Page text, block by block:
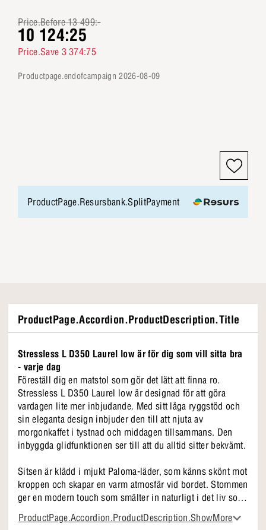
Price.Before 13 499:-
10 124:25
Price.Save 3 374:75
productpage.endofcampaign 2026-08-09
ProductPage.Resursbank.SplitPayment
ProductPage.Accordion.ProductDescription.Title
Stressless L D350 Laurel low är för dig som vill sitta bra
- varje dag
Föreställ dig en matstol som gör det lätt att finna ro.
Stressless L D350 Laurel low är designad för att göra
vardagen lite mer inbjudande. Med sitt låga ryggstöd och
sin eleganta design inbjuder den till att njuta av
morgonkaffet i tystnad och middagen tillsammans. Den
inbyggda glidfunktionen ser till att du alltid sitter bekvämt.
Sitsen är klädd i mjukt Paloma-läder, som känns skönt mot
kroppen och skapar en varm atmosfär vid bordet. Stommen
ger en modern touch som smälter in naturligt i det liv som
levs runt bordet. Den är lätt att flytta runt, men den står
stadigt när du sitter.
ProductPage.Accordion.ProductDescription.ShowMore